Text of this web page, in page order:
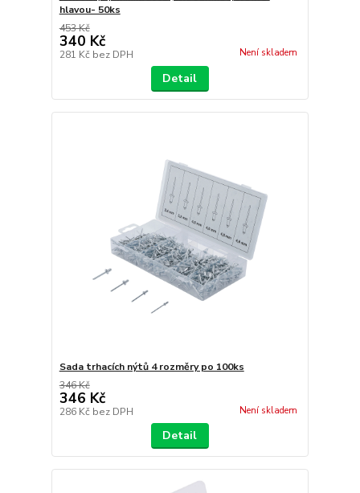
hlavou- 50ks
453 Kč
340 Kč
281 Kč bez DPH Není skladem
Detail
Sada trhacích nýtů 4 rozměry po 100ks
346 Kč
346 Kč
286 Kč bez DPH Není skladem
Detail